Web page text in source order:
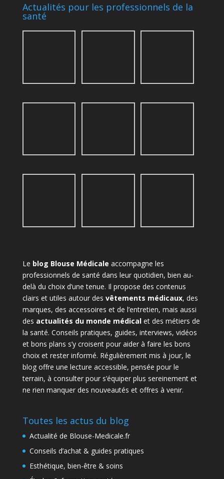
Actualités pour les professionnels de la
santé
Le blog Blouse Médicale accompagne les
professionnels de santé dans leur quotidien, bien au-
delà du choix d’une tenue. Il propose des contenus
clairs et utiles autour des vêtements médicaux, des
marques, des accessoires et de l’entretien, mais aussi
des actualités du monde médicalet des métiers de
la santé. Conseils pratiques, guides, interviews, vidéos
et bons plans s’y croisent pour aider à faire les bons
choix et rester informé. Régulièrement mis à jour, le
blog offre une lecture accessible, pensée pour le
terrain, à consulter pour s’équiper plus sereinement et
ne rien manquer des nouveautés et offres à venir.
Toutes les actus du blog
Actualité de Blouse-Medicale.fr
Conseils d’achat & guides pratiques
Esthétique, bien-être & soins